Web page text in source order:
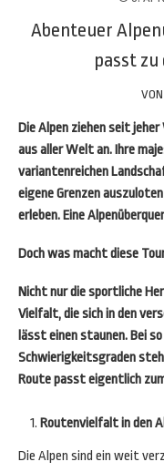
Abenteuer
passt
VON
Die Alpen ziehen seit
aus aller Welt an. Ihre
variantenreichen
eigene Grenzen
erleben. Eine
Doch was macht diese
Nicht nur die sportliche
Vielfalt, die sich in den
lässt einen staunen. Bei
Schwierigkeitsgraden
Route passt eigentlich
Routenvielfalt in den
Die Alpen sind ein weit